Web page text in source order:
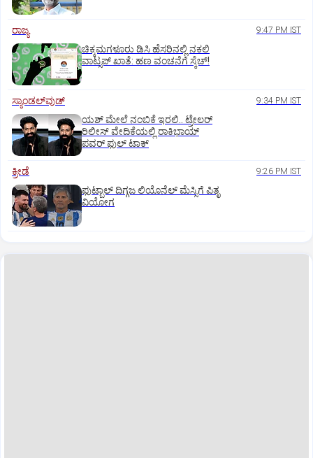
ರಾಜ್ಯ 9:47 PM IST
ಚಿಕ್ಕಮಗಳೂರು ಡಿಸಿ ಹೆಸರಿನಲ್ಲಿ ನಕಲಿ
ವಾಟ್ಸಪ್ ಖಾತೆ: ಹಣ ವಂಚನೆಗೆ ಸ್ಕೆಚ್!
ಸ್ಯಾಂಡಲ್‌ವುಡ್‌ 9:34 PM IST
ಯಶ್‌ ಮೇಲೆ ನಂಬಿಕೆ ಇರಲಿ.. ಟ್ರೇಲರ್‌
ರಿಲೀಸ್‌ ವೇದಿಕೆಯಲ್ಲಿ ರಾಕಿಭಾಯ್‌
ಪವರ್‌ ಫುಲ್‌ ಟಾಕ್
ಕ್ರೀಡೆ 9:26 PM IST
ಫುಟ್ಬಾಲ್ ದಿಗ್ಗಜ ಲಿಯೊನೆಲ್‌ ಮೆಸ್ಸಿಗೆ ಪಿತೃ
ವಿಯೋಗ